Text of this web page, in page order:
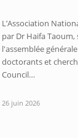
L’Association
par Dr Haifa
l'assemblée
doctorants et
Council…
26 juin 2026